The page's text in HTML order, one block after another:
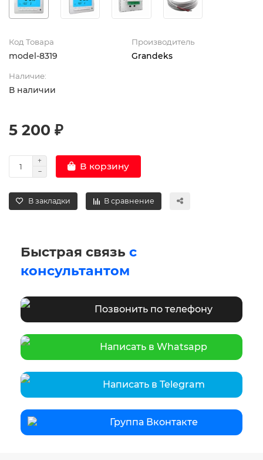
Код Товара
model-8319
Производитель
Grandeks
Наличие:
В наличии
5 200 ₽
В корзину
В закладки В сравнение
Быстрая связь с
консультантом
Позвонить по телефону
Написать в Whatsapp
Написать в Telegram
Группа Вконтакте